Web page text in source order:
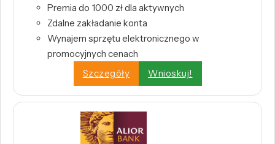
Premia do 1000 zł dla aktywnych
Zdalne zakładanie konta
Wynajem sprzętu elektronicznego w
promocyjnych cenach
Szczegóły
Wnioskuj!